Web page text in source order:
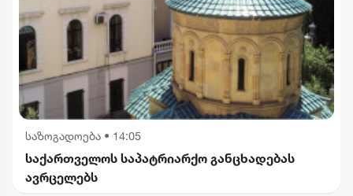
საზოგადოება • 14:05
საქართველოს საპატრიარქო განცხადებას
ავრცელებს